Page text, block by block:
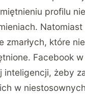
profilu
Natomiast
zmarłych, które
Facebook
inteligencji, żeby
w